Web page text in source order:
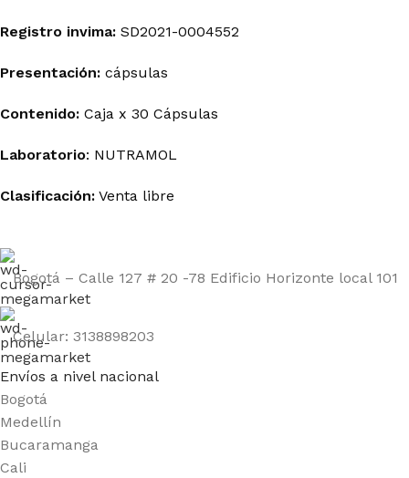
Registro invima: SD2021-0004552
Presentación: cápsulas
Contenido: Caja x 30 Cápsulas
Laboratorio: NUTRAMOL
Clasificación: Venta libre
Bogotá – Calle 127 # 20 -78 Edificio Horizonte local 101
Celular: 3138898203
Envíos a nivel nacional
Bogotá
Medellín
Bucaramanga
Cali